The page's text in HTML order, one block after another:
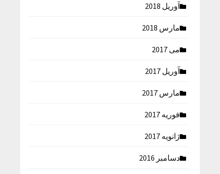
آوریل 2018
مارس 2018
می 2017
آوریل 2017
مارس 2017
فوریه 2017
ژانویه 2017
دسامبر 2016